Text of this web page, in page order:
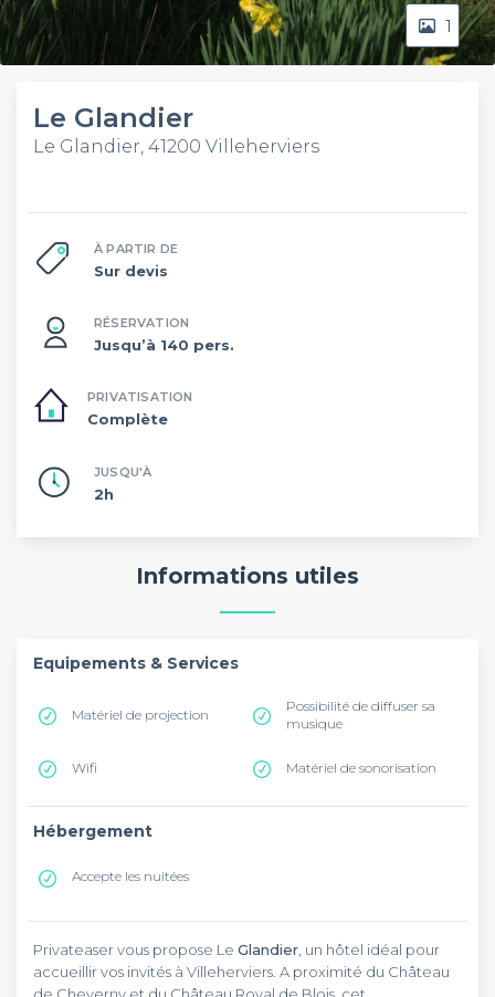
1
Le Glandier
Le Glandier, 41200 Villeherviers
À PARTIR DE
Sur devis
RÉSERVATION
Jusqu’à 140 pers.
PRIVATISATION
Complète
JUSQU'À
2h
Informations utiles
Equipements & Services
Matériel de projection
Possibilité de diffuser sa
musique
Wifi Matériel de sonorisation
Hébergement
Accepte les nuitées
Privateaser vous propose Le Glandier , un hôtel idéal pour
accueillir vos invités à Villeherviers. A proximité du Château
de Cheverny et du Château Royal de Blois, cet